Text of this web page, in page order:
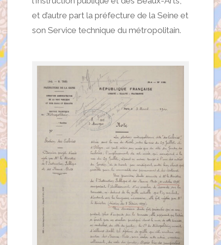
et d’autre part la préfecture de la Seine et
son Service technique du métropolitain.